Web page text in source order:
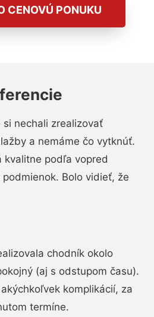
CENOVÚ PONUKU
si nechali zrealizovať
a nemáme čo vytknúť.
kvalitne podľa vopred
Bolo vidieť, že
chodník okolo
(aj s odstupom času).
komplikácií, za
termíne.